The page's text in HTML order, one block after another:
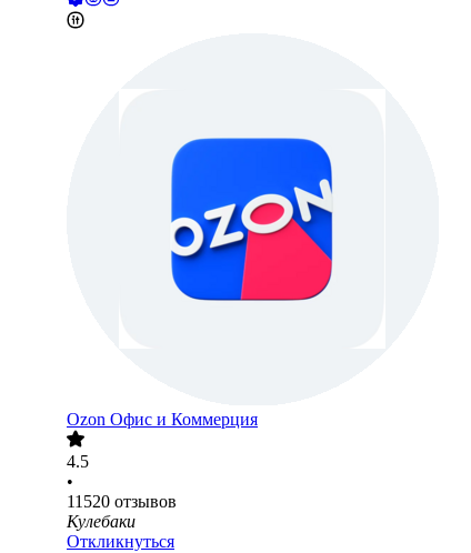
Ozon Офис и Коммерция
4.5
•
11520 отзывов
Кулебаки
Откликнуться